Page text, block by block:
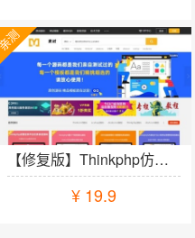
加入购物车
测
【修复版】Thinkphp仿众图网图片素材下载站源码资源下载站源码
¥19.9